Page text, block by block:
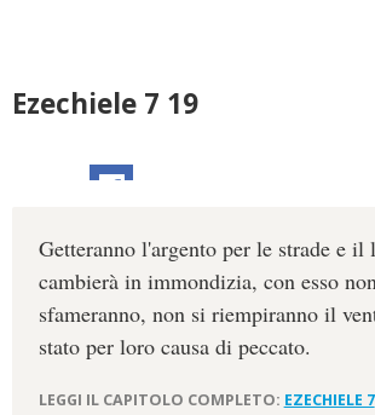
Ezechiele 7 19
Getteranno l'argento per le strade e il
cambierà in immondizia, con esso
sfameranno, non si riempiranno il
stato per loro causa di peccato.
LEGGI IL CAPITOLO COMPLETO: EZECHIELE 7